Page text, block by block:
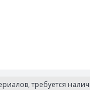
требуется